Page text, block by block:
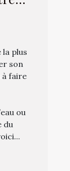
en
plus
son
à faire
ou
du